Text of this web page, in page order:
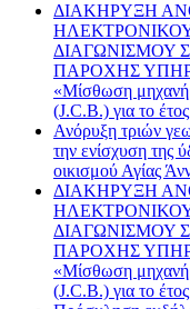
ΔΙΑΚΗΡΥΞΗ
ΔΙΑΓΩΝΙΣΜΟΥ
ΠΑΡΟΧΗΣ
«Μίσθωση
(J.C.B.) για το
Ανόρυξη τριών
την ενίσχυση της
οικισμού Αγίας
ΔΙΑΚΗΡΥΞΗ
ΔΙΑΓΩΝΙΣΜΟΥ
ΠΑΡΟΧΗΣ
«Μίσθωση
(J.C.B.) για το